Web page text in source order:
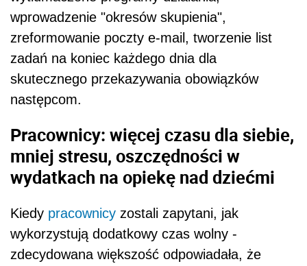
wprowadzenie "okresów skupienia",
zreformowanie poczty e-mail, tworzenie list
zadań na koniec każdego dnia dla
skutecznego przekazywania obowiązków
następcom.
Pracownicy: więcej czasu dla siebie,
mniej stresu, oszczędności w
wydatkach na opiekę nad dziećmi
Kiedy pracownicy zostali zapytani, jak
wykorzystują dodatkowy czas wolny -
zdecydowana większość odpowiadała, że